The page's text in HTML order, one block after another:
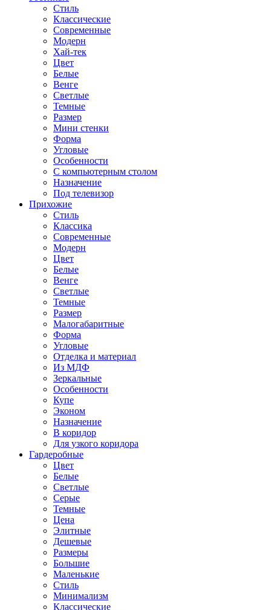
Стиль
Классические
Современные
Модерн
Хай-тек
Цвет
Белые
Венге
Светлые
Темные
Размер
Мини стенки
Форма
Угловые
Особенности
С компьютерным столом
Назначение
Под телевизор
Прихожие
Стиль
Классика
Современные
Модерн
Цвет
Белые
Венге
Светлые
Темные
Размер
Малогабаритные
Форма
Угловые
Отделка и материал
Из МДФ
Зеркальные
Особенности
Купе
Эконом
Назначение
В коридор
Для узкого коридора
Гардеробные
Цвет
Белые
Светлые
Серые
Темные
Цена
Элитные
Дешевые
Размеры
Большие
Маленькие
Стиль
Минимализм
Классические